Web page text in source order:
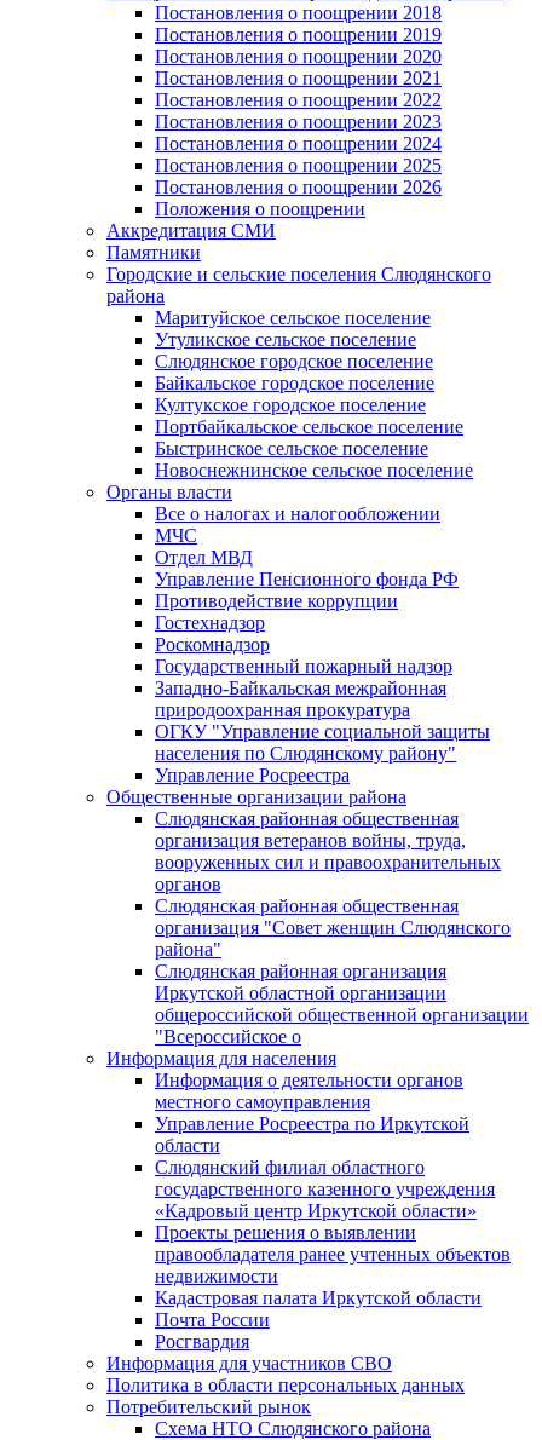
Постановления о поощрении 2018
Постановления о поощрении 2019
Постановления о поощрении 2020
Постановления о поощрении 2021
Постановления о поощрении 2022
Постановления о поощрении 2023
Постановления о поощрении 2024
Постановления о поощрении 2025
Постановления о поощрении 2026
Положения о поощрении
Аккредитация СМИ
Памятники
Городские и сельские поселения Слюдянского
района
Маритуйское сельское поселение
Утуликское сельское поселение
Слюдянское городское поселение
Байкальское городское поселение
Култукское городское поселение
Портбайкальское сельское поселение
Быстринское сельское поселение
Новоснежнинское сельское поселение
Органы власти
Все о налогах и налогообложении
МЧС
Отдел МВД
Управление Пенсионного фонда РФ
Противодействие коррупции
Гостехнадзор
Роскомнадзор
Государственный пожарный надзор
Западно-Байкальская межрайонная
природоохранная прокуратура
ОГКУ "Управление социальной защиты
населения по Слюдянскому району"
Управление Росреестра
Общественные организации района
Слюдянская районная общественная
организация ветеранов войны, труда,
вооруженных сил и правоохранительных
органов
Слюдянская районная общественная
организация "Совет женщин Слюдянского
района"
Слюдянская районная организация
Иркутской областной организации
общероссийской общественной организации
"Всероссийское о
Информация для населения
Информация о деятельности органов
местного самоуправления
Управление Росреестра по Иркутской
области
Слюдянский филиал областного
государственного казенного учреждения
«Кадровый центр Иркутской области»
Проекты решения о выявлении
правообладателя ранее учтенных объектов
недвижимости
Кадастровая палата Иркутской области
Почта России
Росгвардия
Информация для участников СВО
Политика в области персональных данных
Потребительский рынок
Схема НТО Слюдянского района